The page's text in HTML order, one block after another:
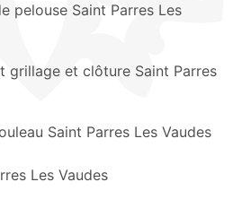
pelouse Saint Parres Les
grillage et clôture Saint Parres
Saint Parres Les Vaudes
Les Vaudes